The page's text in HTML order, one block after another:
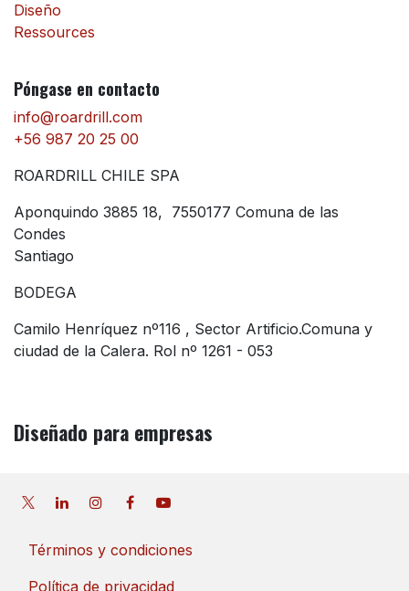
Diseño
Ressources
Póngase en contacto
info@roardrill.com
+56 987 20 25 00
ROARDRILL CHILE SPA
Aponquindo 3885 18, 7550177 Comuna de las
Condes
Santiago
BODEGA
Camilo Henríquez nº116 , Sector Artificio.Comuna y
ciudad de la Calera. Rol nº 1261 - 053
Diseñado para empresas
Términos y condiciones
Política de privacidad